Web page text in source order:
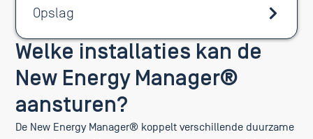
Opslag
Welke installaties kan de
New Energy Manager®
aansturen?
De New Energy Manager® koppelt verschillende duurzame